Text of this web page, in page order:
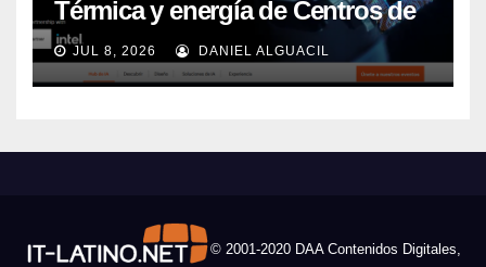
Térmica y energía de Centros de
Datos, sigue su crecimiento
imparable
JUL 8, 2026 DANIEL ALGUACIL
© 2001-2020 DAA Contenidos Digitales,